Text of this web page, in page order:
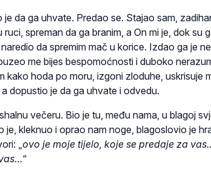
je da ga uhvate. Predao se. Stajao sam,
ruci, spreman da ga branim, a On mi je, dok su
da spremim mač u korice. Izdao ga je
me bijes bespomoćnosti i duboko
kako hoda po moru, izgoni zloduhe, uskrisuje
dopustio je da ga uhvate i odvedu.
večeru. Bio je tu, među nama, u blagoj
kleknuo i oprao nam noge, blagoslovio je
„ ovo je moje tijelo, koje se predaje za
“